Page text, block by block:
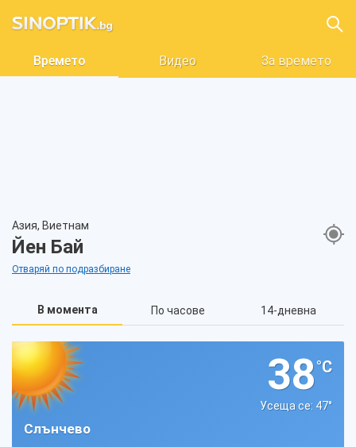
Времето Видео За времето
Азия, Виетнам
Йен Бай
Отваряй по подразбиране
В момента По часове 14-дневна
38°C
Усеща се: 47°
Слънчево